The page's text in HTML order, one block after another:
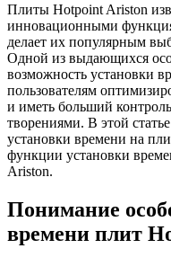
Плиты Hotpoint Ariston
инновационными
делает их популярным
Одной из выдающихся
возможность установки
пользователям
и иметь больший
творениями. В этой
установки времени на
функции установки
Ariston.
Понимание
времени плит